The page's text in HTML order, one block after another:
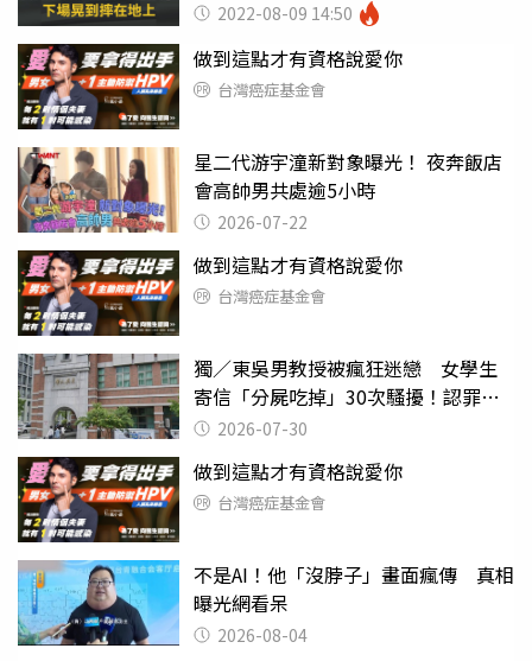
2022-08-09 14:50
做到這點才有資格說愛你
台灣癌症基金會
星二代游宇潼新對象曝光！ 夜奔飯店
會高帥男共處逾5小時
2026-07-22
做到這點才有資格說愛你
台灣癌症基金會
獨／東吳男教授被瘋狂迷戀 女學生
寄信「分屍吃掉」30次騷擾！認罪免
關 2026-07-30
做到這點才有資格說愛你
台灣癌症基金會
不是AI！他「沒脖子」畫面瘋傳 真相
曝光網看呆
2026-08-04